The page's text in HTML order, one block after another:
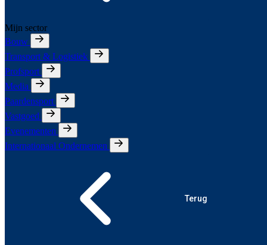
Mijn sector
Bouw
Transport & Logistiek
Profsport
Media
Paardensport
Vastgoed
Evenementen
Internationaal Ondernemen
Terug